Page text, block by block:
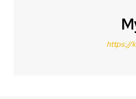
https://